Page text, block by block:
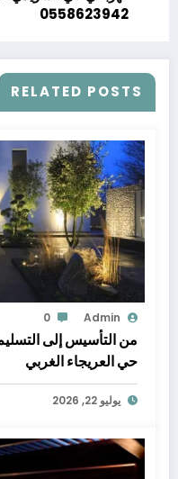
0558623942
RELATED POSTS
Admin
0
من التأسيس إلى
حي العريجاء الغربي
يوليو 22, 2026